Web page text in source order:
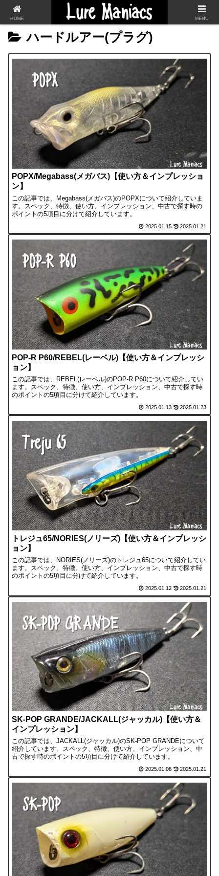
ハードルアー(プラグ)
POPX/Megabass(メガバス)【使い方＆インプレッショ
ン】
この記事では、Megabass(メガバス)のPOPXについて紹介していま
す。スペック、特徴、使い方、インプレッション、中古で探す時の
ポイントの5項目に分けて紹介しています。
2025.01.15 2025.01.21
POP-R P60/REBEL(レーベル)【使い方＆インプレッシ
ョン】
この記事では、REBEL(レーベル)のPOP-R P60について紹介してい
ます。スペック、特徴、使い方、インプレッション、中古で探す時
のポイントの5項目に分けて紹介しています。
2025.01.13 2025.01.23
トレジュ65/NORIES(ノリーズ)【使い方＆インプレッシ
ョン】
この記事では、NORIES(ノリーズ)のトレジュ65について紹介してい
ます。スペック、特徴、使い方、インプレッション、中古で探す時
のポイントの5項目に分けて紹介しています。
2025.01.12 2025.01.21
SK-POP GRANDE/JACKALL(ジャッカル)【使い方＆
インプレッション】
この記事では、JACKALL(ジャッカル)のSK-POP GRANDEについて
紹介しています。スペック、特徴、使い方、インプレッション、中
古で探す時のポイントの5項目に分けて紹介しています。
2025.01.08 2025.01.21
HOME MENU